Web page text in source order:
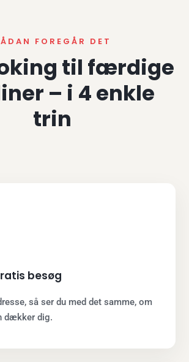
FOREGÅR DET
til færdige
– i 4 enkle
trin
besøg
så ser du med det samme, om
dækker dig.